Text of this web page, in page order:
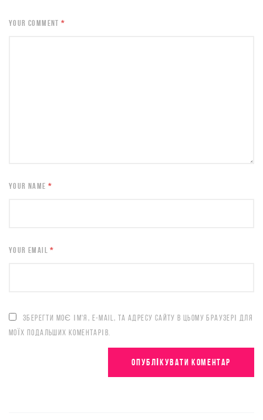
YOUR COMMENT*
YOUR NAME*
YOUR EMAIL*
ЗБЕРЕГТИ МОЄ ІМ'Я, E-MAIL, ТА АДРЕСУ САЙТУ В ЦЬОМУ БРАУЗЕРІ ДЛЯ
МОЇХ ПОДАЛЬШИХ КОМЕНТАРІВ.